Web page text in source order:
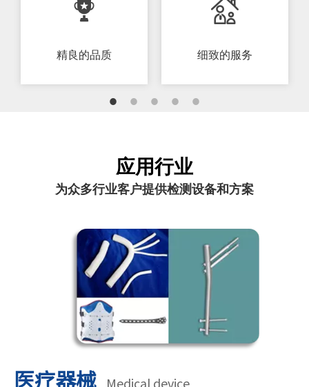
精良的品质​​​​​​​ 细致的服务
应用行业
为众多行业客户提供检测设备和方案
医疗器械 Medical device